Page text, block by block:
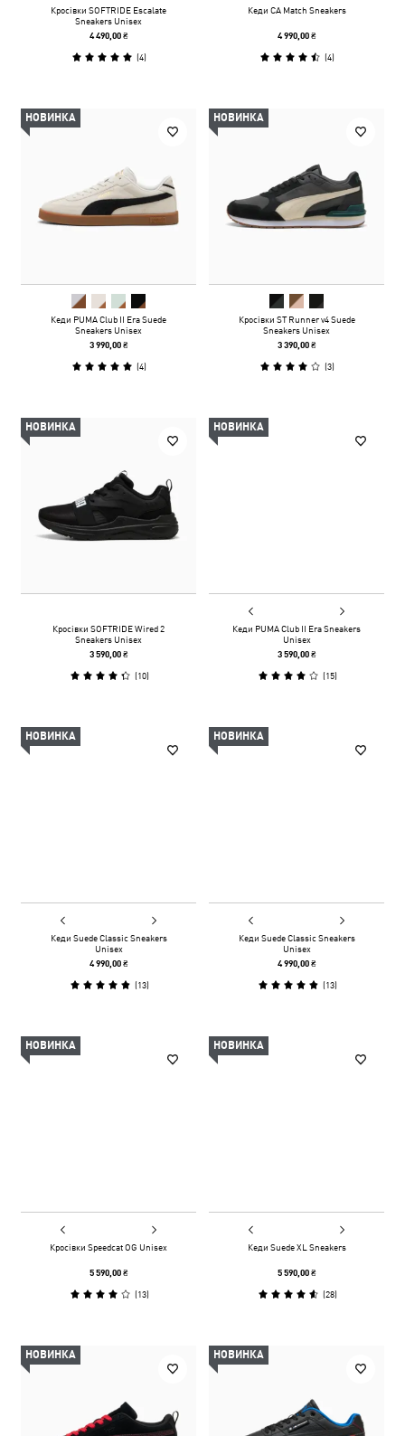
Кросівки SOFTRIDE Escalate
Sneakers Unisex
4 490,00 ₴
(4)
Кеди CA Match Sneakers
4 990,00 ₴
(4)
НОВИНКА
Кеди PUMA Club II Era Suede
Sneakers Unisex
3 990,00 ₴
(4)
НОВИНКА
Кросівки ST Runner v4 Suede
Sneakers Unisex
3 390,00 ₴
(3)
НОВИНКА
Кросівки SOFTRIDE Wired 2
Sneakers Unisex
3 590,00 ₴
(10)
НОВИНКА
Кеди PUMA Club II Era Sneakers
Unisex
3 590,00 ₴
(15)
НОВИНКА
Кеди Suede Classic Sneakers
Unisex
4 990,00 ₴
(13)
НОВИНКА
Кеди Suede Classic Sneakers
Unisex
4 990,00 ₴
(13)
НОВИНКА
Кросівки Speedcat OG Unisex
5 590,00 ₴
(13)
НОВИНКА
Кеди Suede XL Sneakers
5 590,00 ₴
(28)
НОВИНКА НОВИНКА